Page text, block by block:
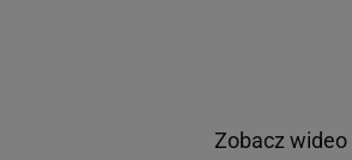
Zobacz wideo